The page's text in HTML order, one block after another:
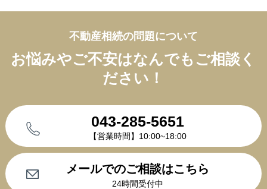
不動産相続の問題について
お悩みやご不安はなんでもご相談く
ださい！
043-285-5651
【営業時間】10:00~18:00
メールでのご相談はこちら
24時間受付中